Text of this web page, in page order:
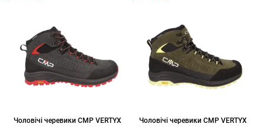
Чоловічі черевики CMP VERTYX
Чоловічі черевики CMP VERTYX